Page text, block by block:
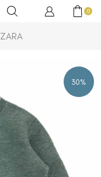
0
ZARA
30%